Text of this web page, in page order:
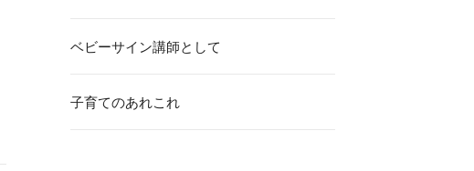
ベビーサイン講師として
子育てのあれこれ